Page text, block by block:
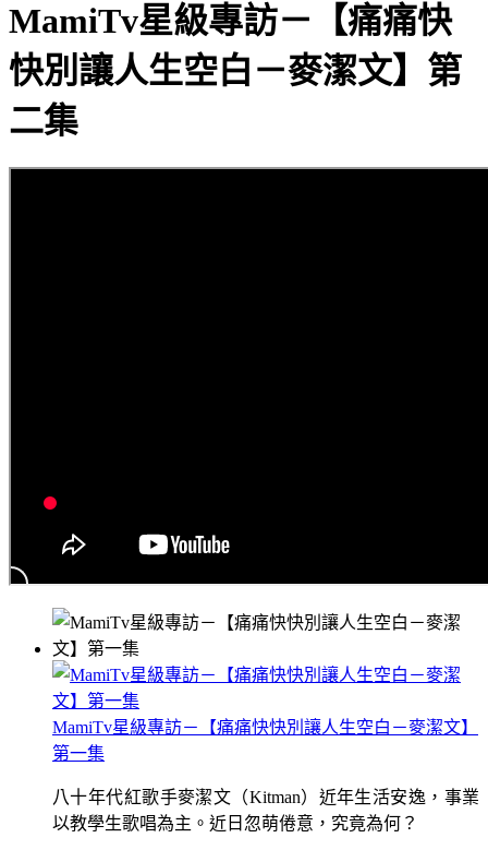
MamiTv星級專訪－【痛痛快
快別讓人生空白－麥潔文】第
二集
MamiTv星級專訪－【痛痛快快別讓人生空白－麥潔文】
第一集
八十年代紅歌手麥潔文（Kitman）近年生活安逸，事業
以教學生歌唱為主。近日忽萌倦意，究竟為何？